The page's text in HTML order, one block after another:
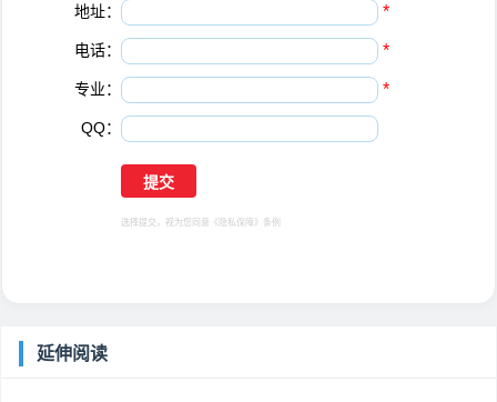
地址： *
电话： *
专业： *
QQ：
选择提交，视为您同意 《隐私保障》 条例
延伸阅读